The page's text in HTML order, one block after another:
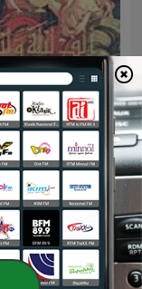
ألف ليلة وليلة